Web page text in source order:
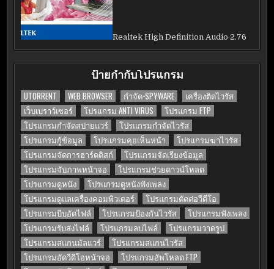
Realtek High Definition Audio 2.76
ป้ายกำกับโปรแกรม
UTORRENT WEB BROWSER กำจัด-SPYWARE
เครื่องติดไวรัส
เว็บเบราว์เซอร์
โปรแกรม ANTI VIRUS
โปรแกรม FTP
โปรแกรมกำจัดสปายแวร์
โปรแกรมกำจัดไวรัส
โปรแกรมกู้ข้อมูล
โปรแกรมคุยเห็นหน้า
โปรแกรมฆ่าไวรัส
โปรแกรมจัดการฮาร์ดดิสก์
โปรแกรมจัดเรียงข้อมูล
โปรแกรมจับภาพหน้าจอ
โปรแกรมช่วยดาวน์โหลด
โปรแกรมดูหนัง
โปรแกรมดูหนังฟังเพลง
โปรแกรมดูแลเครื่องคอมพิวเตอร์
โปรแกรมตัดต่อวีดีโอ
โปรแกรมบีบอัดไฟล์
โปรแกรมป้องกันไวรัส
โปรแกรมฟังเพลง
โปรแกรมรับส่งไฟล์
โปรแกรมลบไฟล์
โปรแกรมวาดรูป
โปรแกรมสแกนมัลแวร์
โปรแกรมสแกนไวรัส
โปรแกรมอัดวีดีโอหน้าจอ
โปรแกรมอัพโหลด FTP